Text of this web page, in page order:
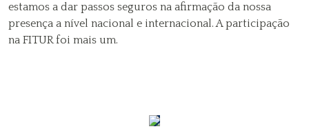
estamos a dar passos seguros na afirmação da nossa
presença a nível nacional e internacional. A participação
na FITUR foi mais um.